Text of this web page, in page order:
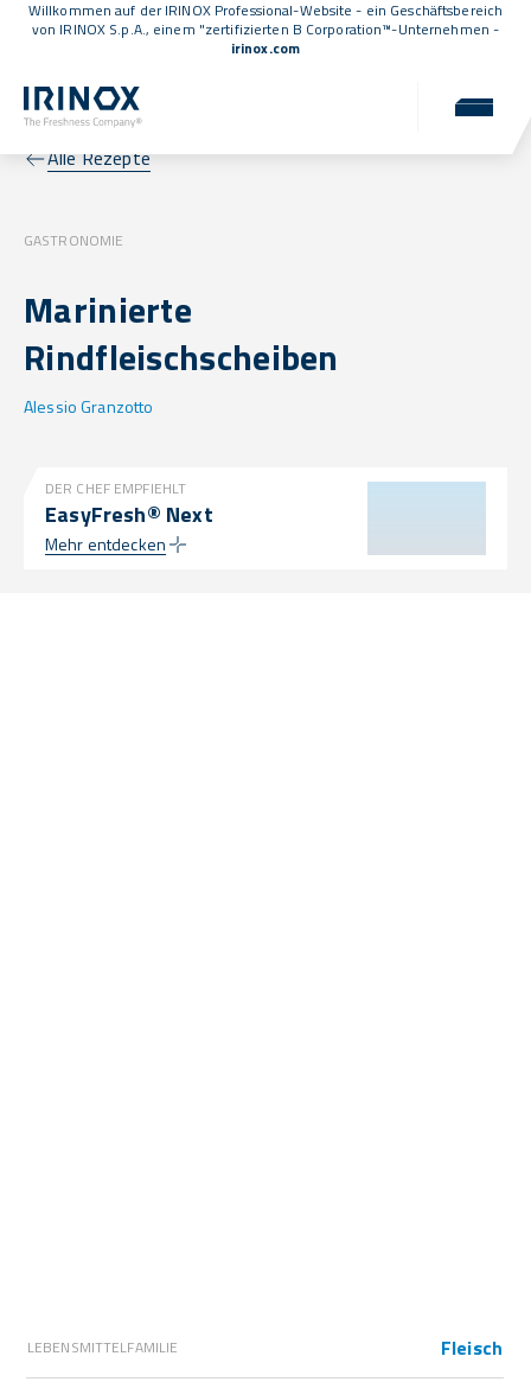
Willkommen auf der IRINOX Professional-Website - ein Geschäftsbereich
von IRINOX S.p.A., einem "zertifizierten B Corporation™-Unternehmen -
irinox.com
Alle Rezepte
GASTRONOMIE
Marinierte
Rindfleischscheiben
Alessio Granzotto
DER CHEF EMPFIEHLT
EasyFresh® Next
Mehr entdecken
LEBENSMITTELFAMILIE Fleisch